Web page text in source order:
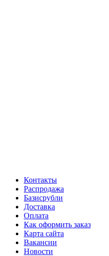
Контакты
Распродажа
Базисрубли
Доставка
Оплата
Как оформить заказ
Карта сайта
Вакансии
Новости